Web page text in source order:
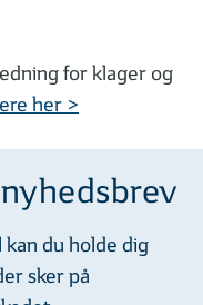
for klager og
her >
du holde dig
sker på